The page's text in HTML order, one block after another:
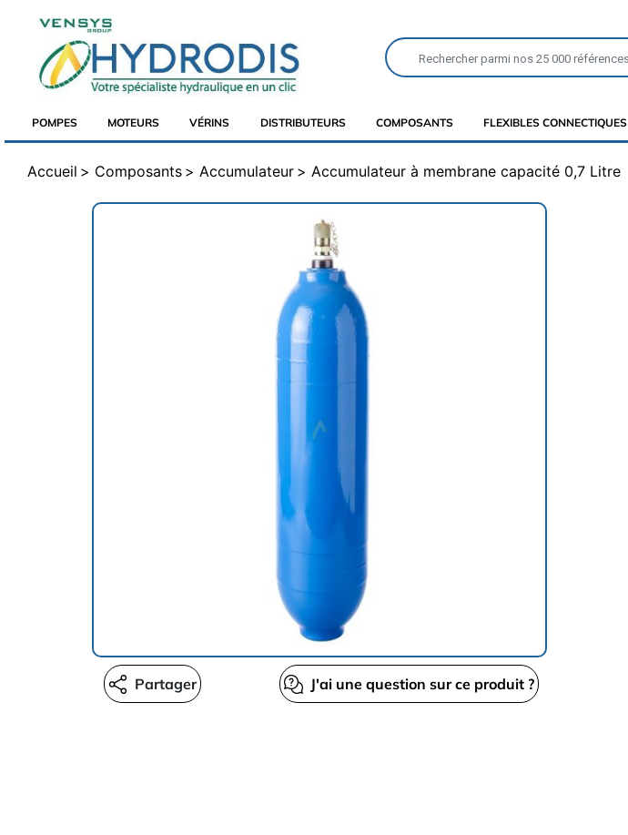
POMPES MOTEURS VÉRINS DISTRIBUTEURS COMPOSANTS FLEXIBLES CONNECTIQUES
Accueil Composants Accumulateur Accumulateur à membrane capacité 0,7 Litre
J'ai une question sur ce produit ?
Partager